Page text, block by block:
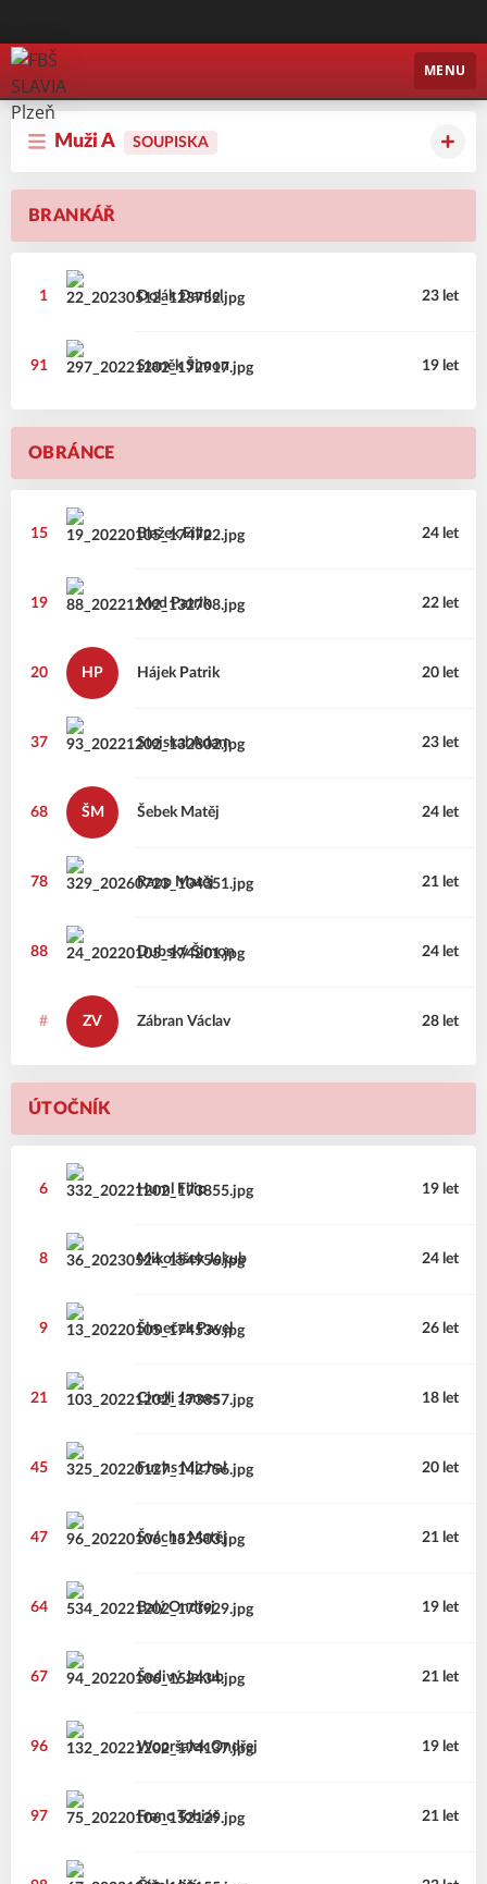
FBŠ SLAVIA Plzeň
MENU
Muži A SOUPISKA
BRANKÁŘ
1 Daniel
Dolák 23 let
91 Šimon
Staněk 19 let
OBRÁNCE
15 Filip
Blažek 24 let
19 Patrik
Med 22 let
20 HP Patrik
Hájek 20 let
37 Adam
Stejskal 23 let
68 ŠM Matěj
Šebek 24 let
78 Matěj
Rapp 21 let
88 Šimon
Dubský 24 let
# ZV Václav
Zábran 28 let
ÚTOČNÍK
6 Filip
Huml 19 let
8 Jakub
Mikolášek 24 let
9 Pavel
Šimeček 26 let
21 James
Cirelli 18 let
45 Michal
Fuchs 20 let
47 Matěj
Švácha 21 let
64 Ondřej
Balý 19 let
67 Jakub
Šedivý 21 let
96 Ondřej
Wopršalek 19 let
97 Tobiáš
Franc 21 let